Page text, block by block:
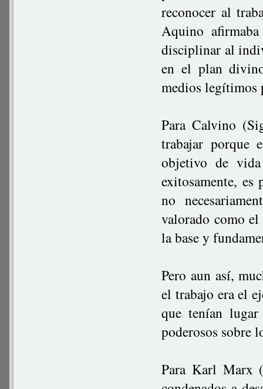
reconocer al
Aquino
disciplinar al
en el plan
medios legítimos
Para Calvino
trabajar
objetivo de
exitosamente,
no
valorado como
la base y
Pero aun así,
el trabajo era el
que tenían
poderosos sobre
Para Karl Marx